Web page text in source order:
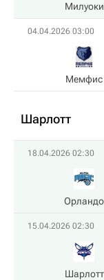
Милуоки
04.04.2026 03:00
Мемфис
Шарлотт
18.04.2026 02:30
Орландо
15.04.2026 02:30
Шарлотт